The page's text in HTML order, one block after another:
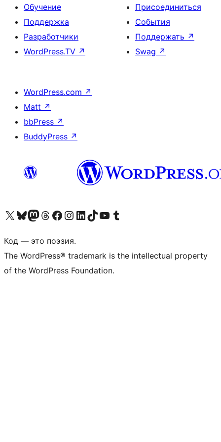
Обучение
Поддержка
Разработчики
WordPress.TV ↗
Присоединиться
События
Поддержать ↗
Swag ↗
WordPress.com ↗
Matt ↗
bbPress ↗
BuddyPress ↗
Посетите нас в X (ранее Twitter)
Посетите нашу учётную запись в Bluesky
Посетите нашу ленту в Mastodon
Посетите нашу учётную запись в Threads
Посетите нашу страницу на Facebook
Посетите наш Instagram
Посетите нашу страницу в LinkedIn
Посетите нашу учётную запись в TikTok
Посетите наш канал YouTube
Посетите нашу учётную запись в Tumblr
Код — это поэзия.
The WordPress® trademark is the intellectual property
of the WordPress Foundation.